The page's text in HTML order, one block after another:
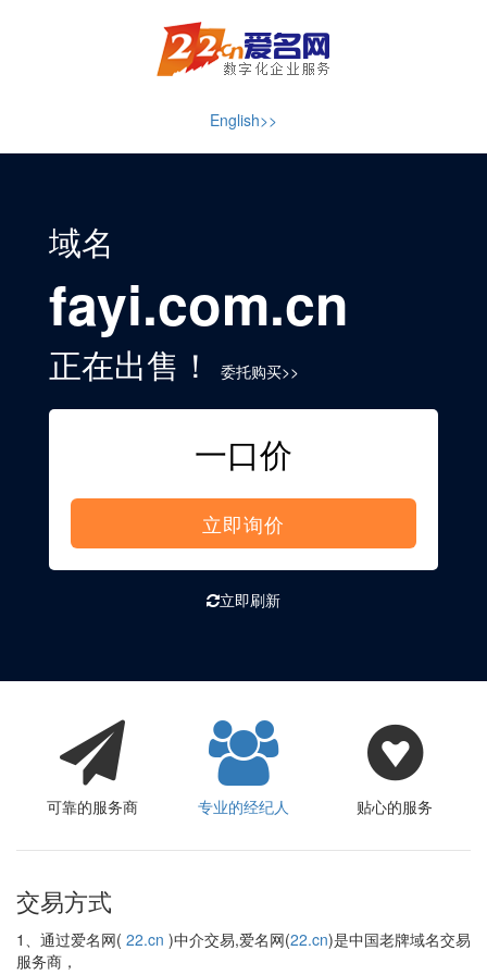
English>>
域名
fayi.com.cn
正在出售！ 委托购买>>
一口价
立即询价
立即刷新
可靠的服务商 专业的经纪人 贴心的服务
交易方式
1、通过爱名网( 22.cn )中介交易,爱名网(22.cn)是中国老牌域名交易
服务商，